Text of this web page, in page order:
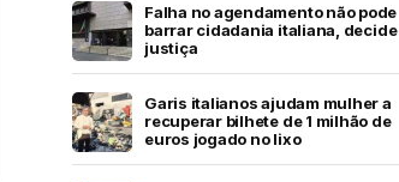
Falha no agendamento não pode
barrar cidadania italiana, decide
justiça
Garis italianos ajudam mulher a
recuperar bilhete de 1 milhão de
euros jogado no lixo